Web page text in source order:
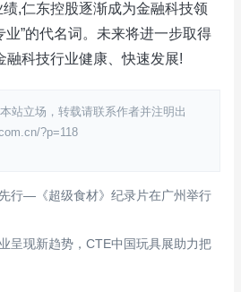
,仁东控股逐渐成为金融科技领
业”的代名词。未来将进一步取得
融科技行业健康、快速发展!
站立场，转载请联系作者并注明出
?p=118
行—《超级食材》纪录片在广州举行
呈现新趋势，CTE中国玩具展助力把